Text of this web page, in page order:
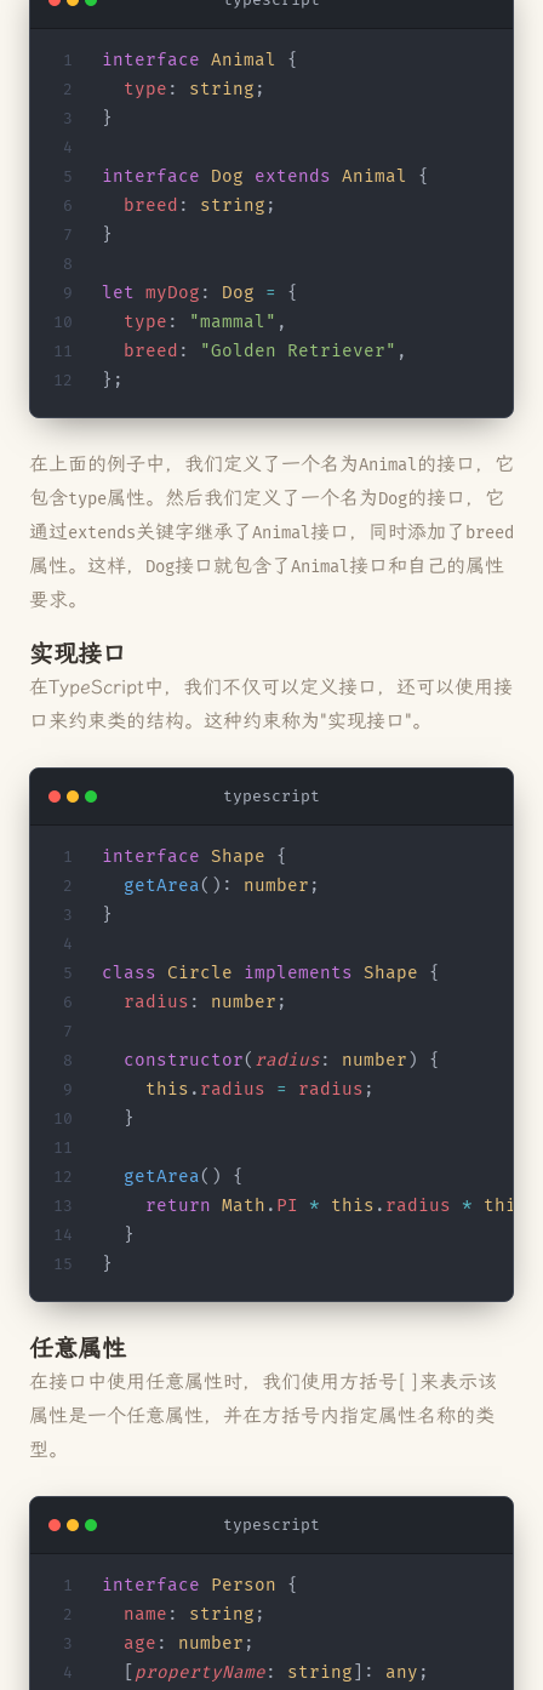
interface Animal
{
  type
: string ;
}
interface Dog extends Animal
{
  breed
: string ;
}
let myDog : Dog =
{
  type
: "mammal" ,
  breed
: "Golden Retriever" ,
};
在上面的例子中，我们定义了一个名为Animal的接口，它
包含type属性。然后我们定义了一个名为Dog的接口，它
通过extends关键字继承了Animal接口，同时添加了 breed
属性。这样， Dog接口就包含了Animal接口和自己的属性
要求。
实现接口
在TypeScript中，我们不仅可以定义接口，还可以使用接
口来约束类的结构。这种约束称为"实现接口"。
typescript
interface Shape {
  getArea
(): number ;
}
class Circle implements Shape {
  radius
: number ;
  constructor
( radius: number ) {
    this
. radius = radius ;
  }
  getArea
() {
    return
Math . PI * this . radius * this
  }
}
任意属性
在接口中使用任意属性时，我们使用方括号[ ]来表示该
属性是一个任意属性，并在方括号内指定属性名称的类
型。
typescript
interface Person {
  name
: string ;
  age
: number ;
propertyName: string ]: any ;